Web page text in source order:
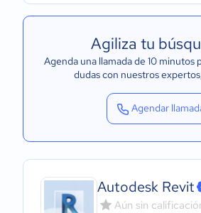
Agiliza tu
Agenda una llamada de 10 minutos
dudas con nuestros expertos
Agendar
Autodesk Revit
Aún sin